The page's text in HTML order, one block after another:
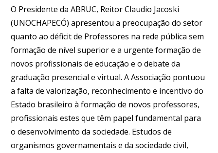
O Presidente da ABRUC, Reitor Claudio Jacoski
(UNOCHAPECÓ) apresentou a preocupação do setor
quanto ao déficit de Professores na rede pública sem
formação de nível superior e a urgente formação de
novos profissionais de educação e o debate da
graduação presencial e virtual. A Associação pontuou
a falta de valorização, reconhecimento e incentivo do
Estado brasileiro à formação de novos professores,
profissionais estes que têm papel fundamental para
o desenvolvimento da sociedade. Estudos de
organismos governamentais e da sociedade civil,